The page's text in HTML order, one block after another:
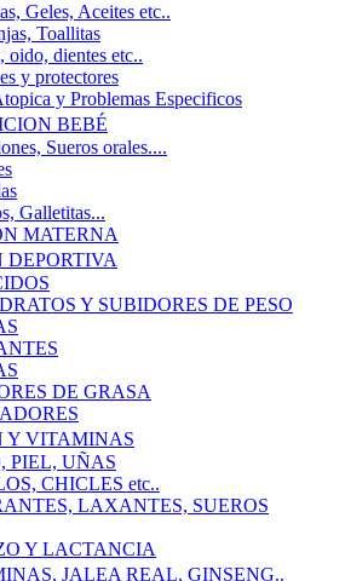
Geles, Aceites etc..
Toallitas
oido, dientes etc..
y protectores
y Problemas Especificos
BEBÉ
Sueros orales....
Galletitas...
MATERNA
Y SUBIDORES DE PESO
DE GRASA
Y VITAMINAS
PIEL, UÑAS
CHICLES etc..
LAXANTES, SUEROS
Y LACTANCIA
JALEA REAL, GINSENG..